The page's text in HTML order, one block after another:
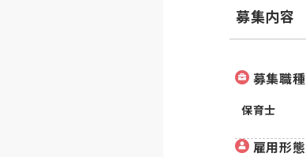
募集内容
募集職種
保育士
雇用形態